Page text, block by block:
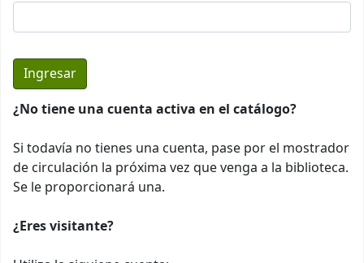
¿No tiene una cuenta activa en el catálogo?
Si todavía no tienes una cuenta, pase por el mostrador
de circulación la próxima vez que venga a la biblioteca.
Se le proporcionará una.
¿Eres visitante?